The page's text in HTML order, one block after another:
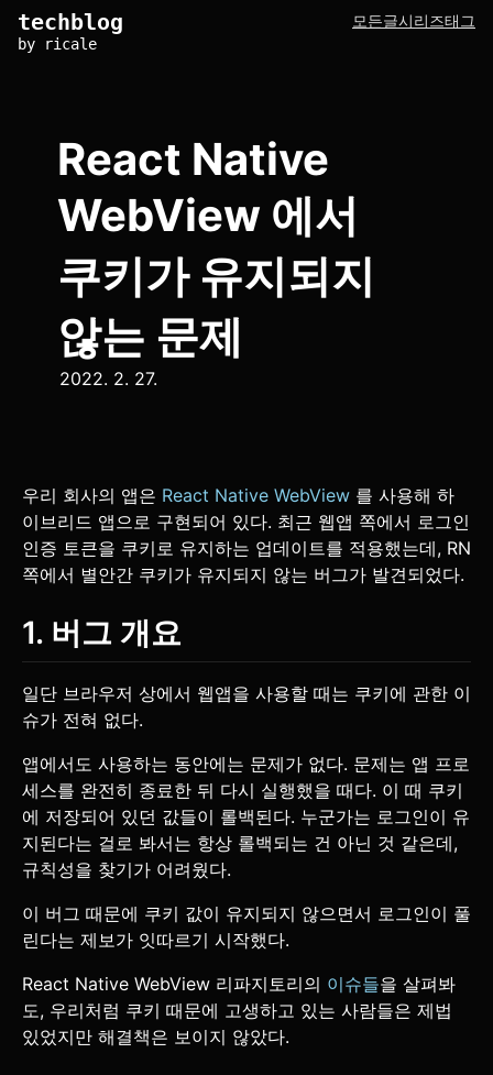
techblog
by ricale
모든글시리즈태그
React Native
WebView 에서
쿠키가 유지되지
않는 문제
2022. 2. 27.
우리 회사의 앱은 React Native WebView 를 사용해 하
이브리드 앱으로 구현되어 있다. 최근 웹앱 쪽에서 로그인
인증 토큰을 쿠키로 유지하는 업데이트를 적용했는데, RN
쪽에서 별안간 쿠키가 유지되지 않는 버그가 발견되었다.
1. 버그 개요
일단 브라우저 상에서 웹앱을 사용할 때는 쿠키에 관한 이
슈가 전혀 없다.
앱에서도 사용하는 동안에는 문제가 없다. 문제는 앱 프로
세스를 완전히 종료한 뒤 다시 실행했을 때다. 이 때 쿠키
에 저장되어 있던 값들이 롤백된다. 누군가는 로그인이 유
지된다는 걸로 봐서는 항상 롤백되는 건 아닌 것 같은데,
규칙성을 찾기가 어려웠다.
이 버그 때문에 쿠키 값이 유지되지 않으면서 로그인이 풀
린다는 제보가 잇따르기 시작했다.
React Native WebView 리파지토리의 이슈들을 살펴봐
도, 우리처럼 쿠키 때문에 고생하고 있는 사람들은 제법
있었지만 해결책은 보이지 않았다.